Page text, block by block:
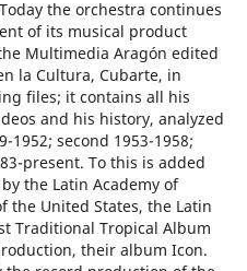
the orchestra continues
of its musical product
Multimedia Aragón edited
la Cultura, Cubarte, in
files; it contains all his
and his history, analyzed
second 1953-1958;
present. To this is added
the Latin Academy of
the United States, the Latin
Traditional Tropical Album
their album Icon.